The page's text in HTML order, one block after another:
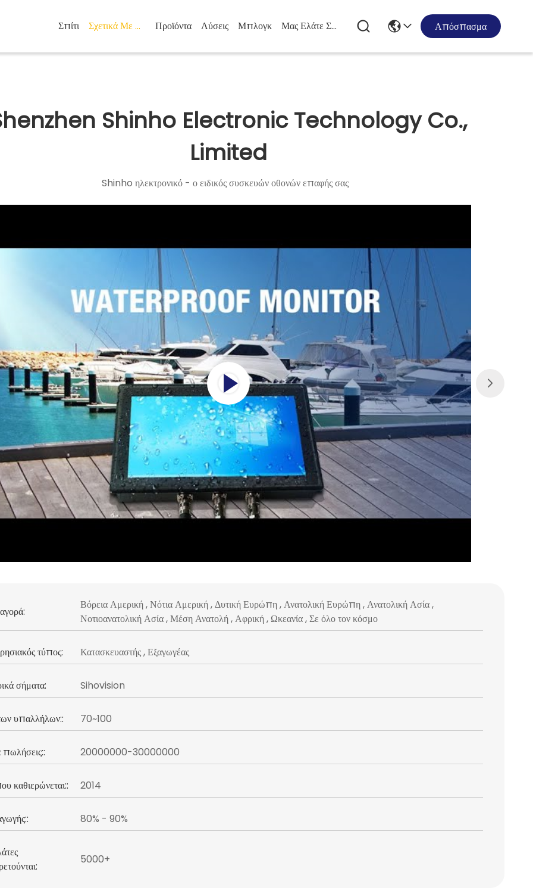
Σπίτι Σχετικά Με Εμάς Προϊόντα Λύσεις Μπλογκ Μας Ελάτε Σε Επαφή Με Απόσπασμα
Shinho Electronic Technology Co.,
Limited
Βόρεια Αμερική , Νότια Αμερική , Δυτική Ευρώπη , Ανατολική Ευρώπη , Ανατολική Ασία ,
Νοτιοανατολική Ασία , Μέση Ανατολή , Αφρική , Ωκεανία , Σε όλο τον κόσμο
τύπος: Κατασκευαστής , Εξαγωγέας
σήματα: Sihovision
υπαλλήλων:: 70~100
πωλήσεις:: 20000000-30000000
καθιερώνεται:: 2014
80% - 90%
5000+